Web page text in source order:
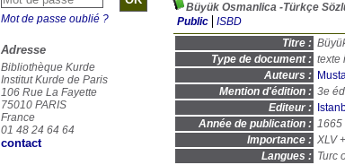
Büyük Osmanlica -Türkçe
Public
ISBD
Titre :
Type de document : texte
Auteurs :
Mention d'édition : 3e
Editeur :
Année de publication : 1665
Importance : XLV
Langues : Turc
Mot de passe oublié ?
Adresse
Bibliothèque Kurde
Institut Kurde de Paris
106 Rue La Fayette
75010 PARIS
France
01 48 24 64 64
contact